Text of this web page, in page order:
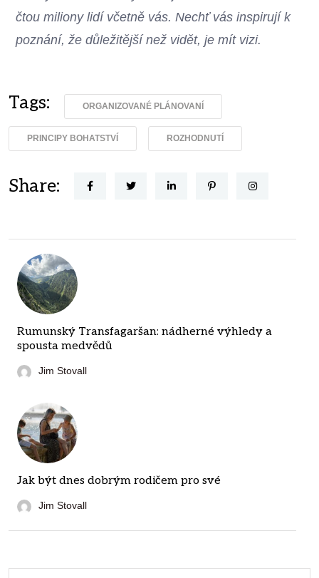
čtou miliony lidí včetně vás. Nechť vás inspirují k
poznání, že důležitější než vidět, je mít vizi.
Tags: ORGANIZOVANÉ PLÁNOVANÍ
PRINCIPY BOHATSTVÍ ROZHODNUTÍ
Share:
Rumunský Transfagaršan: nádherné výhledy a
spousta medvědů
Jim Stovall
Jak být dnes dobrým rodičem pro své
Jim Stovall